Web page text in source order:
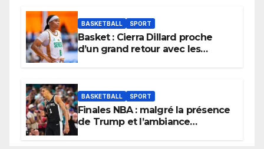
BASKETBALL SPORT
Basket : Cierra Dillard proche
d’un grand retour avec les
BASKETBALL SPORT
Finales NBA : malgré la présence
de Trump et l’ambiance